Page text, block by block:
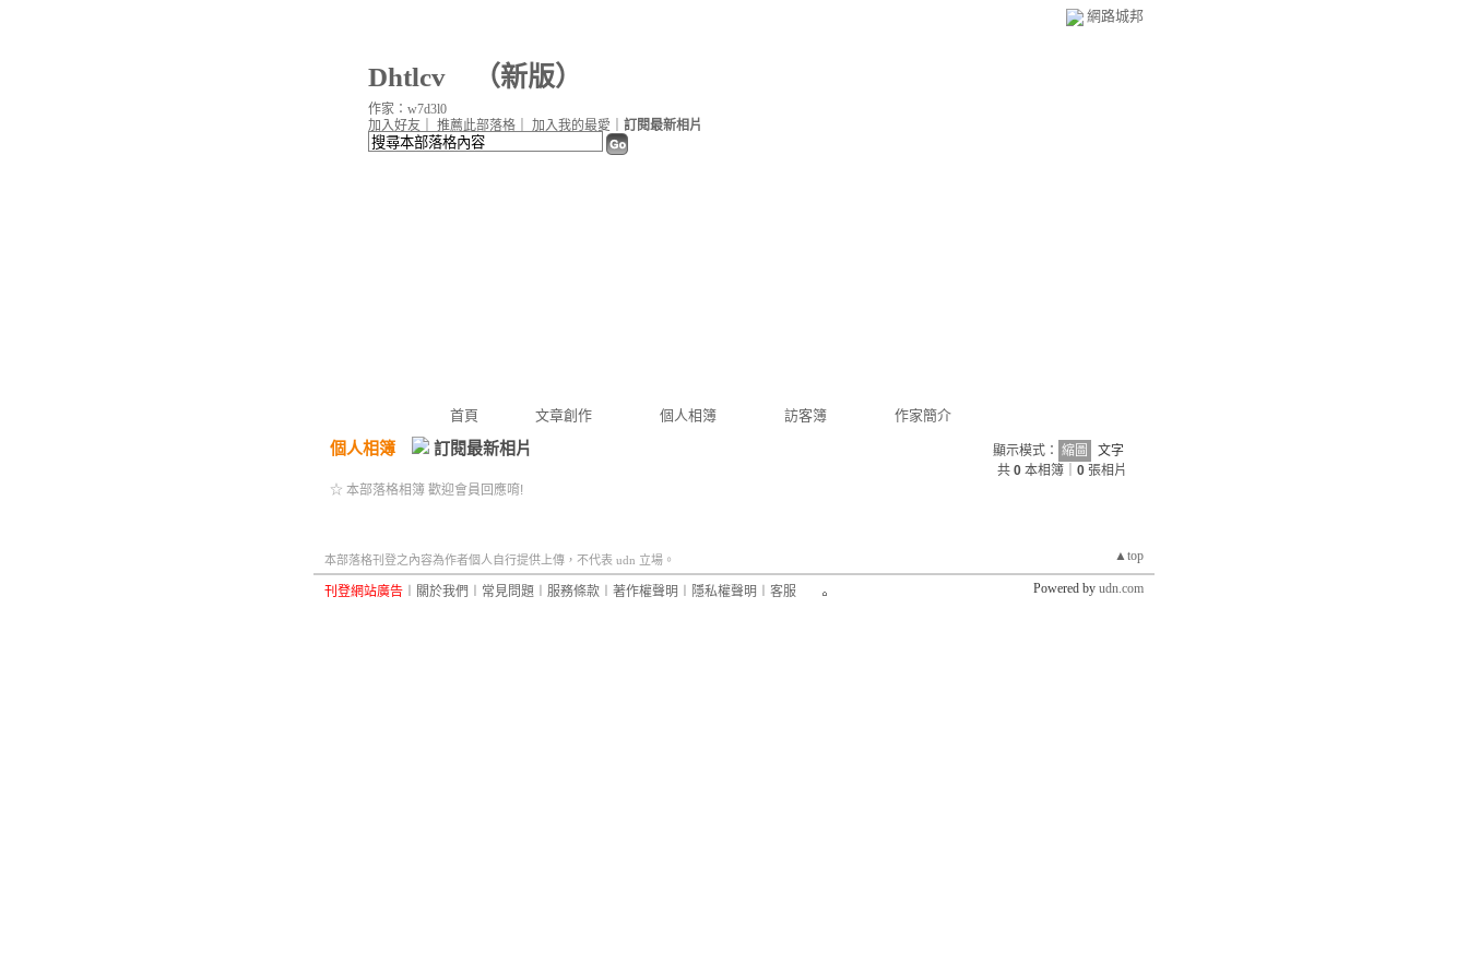
網路城邦
Dhtlcv （新版）
首頁 文章創作 個人相簿 訪客簿 作家簡介
加入好友 推薦此部落格 加入我的最愛 訂閱最新相片
作家：w7d3l0
個人相簿 訂閱最新相片 顯示模式： 縮圖
文字
共 0 本相簿｜ 0 張相片
☆ 本部落格相簿 歡迎會員回應唷!
▲top
本部落格刊登之內容為作者個人自行提供上傳，不代表 udn 立場。
刊登網站廣告 關於我們 常見問題 服務條款 著作權聲明 隱私權聲明 客服 Powered by udn.com